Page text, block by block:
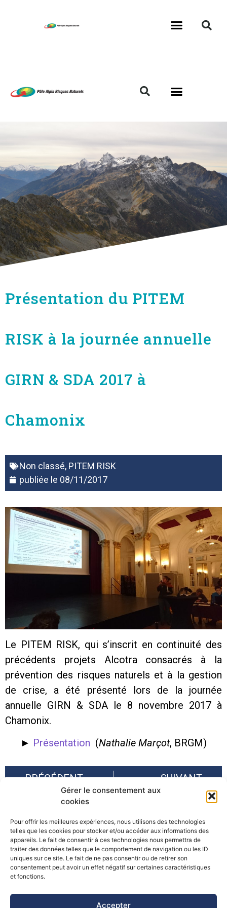
Gérer le consentement aux
cookies
Pour offrir les meilleures expériences, nous utilisons des technologies
telles que les cookies pour stocker et/ou accéder aux informations des
appareils. Le fait de consentir à ces technologies nous permettra de
traiter des données telles que le comportement de navigation ou les ID
uniques sur ce site. Le fait de ne pas consentir ou de retirer son
consentement peut avoir un effet négatif sur certaines caractéristiques
et fonctions.
Accepter
Présentation du PITEM
RISK à la journée annuelle
GIRN & SDA 2017 à
Chamonix
Non classé, PITEM RISK
publiée le 08/11/2017
Le PITEM RISK, qui s’inscrit en continuité des
précédents projets Alcotra consacrés à la
prévention des risques naturels et à la gestion
de crise, a été présenté lors de la journée
annuelle GIRN & SDA le 8 novembre 2017 à
Chamonix.
► Présentation (Nathalie Marçot, BRGM)
PRÉCÉDENT
Journée annuelle GIRN & SDA 2017
SUIVANT
©Pôle Alpin d’études et de recherche pour la prévention des